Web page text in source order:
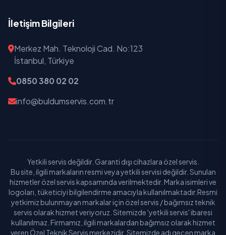
İletişim Bilgileri
Merkez Mah. Teknoloji Cad. No:123
İstanbul, Türkiye
0850 380 02 02
info@buldumservis.com.tr
Yetkili servis değildir. Garanti dışı cihazlara özel servis.
Bu site, ilgili markaların resmi veya yetkili servisi değildir. Sunulan
hizmetler özel servis kapsamında verilmektedir. Marka isimleri ve
logoları, tüketiciyi bilgilendirme amacıyla kullanılmaktadır.Resmi
yetkimiz bulunmayan markalar için özel servis / bağımsız teknik
servis olarak hizmet veriyoruz. Sitemizde 'yetkili servis' ibaresi
kullanılmaz. Firmamız, ilgili markalardan bağımsız olarak hizmet
veren Özel Teknik Servis merkezidir. Sitemizde adı geçen marka